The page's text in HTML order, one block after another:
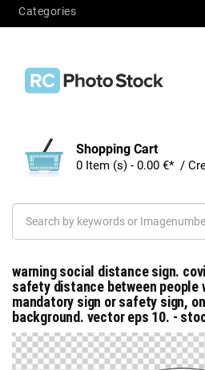
Categories
Shopping Cart
0 Item (s) - 0.00
warning social distance sign.
safety distance between people
mandatory sign or safety sign,
background. vector eps 10. -